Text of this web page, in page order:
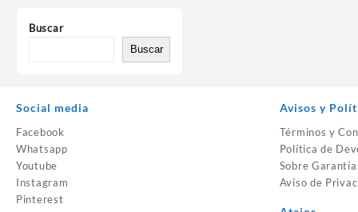
Buscar
Buscar
Social media
Facebook
Whatsapp
Youtube
Instagram
Pinterest
Avisos y
Términos y
Política de
Sobre
Aviso de